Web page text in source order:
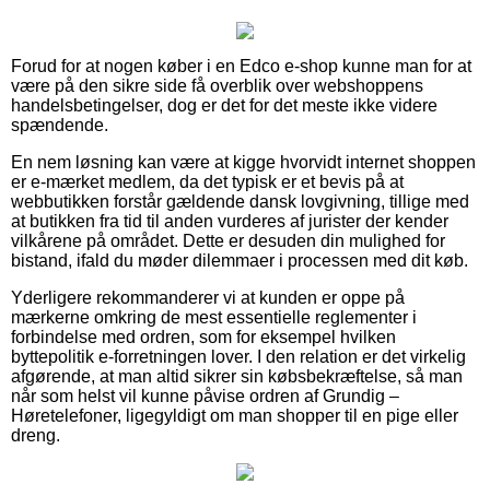
Forud for at nogen køber i en Edco e-shop kunne man for at
være på den sikre side få overblik over webshoppens
handelsbetingelser, dog er det for det meste ikke videre
spændende.
En nem løsning kan være at kigge hvorvidt internet shoppen
er e-mærket medlem, da det typisk er et bevis på at
webbutikken forstår gældende dansk lovgivning, tillige med
at butikken fra tid til anden vurderes af jurister der kender
vilkårene på området. Dette er desuden din mulighed for
bistand, ifald du møder dilemmaer i processen med dit køb.
Yderligere rekommanderer vi at kunden er oppe på
mærkerne omkring de mest essentielle reglementer i
forbindelse med ordren, som for eksempel hvilken
byttepolitik e-forretningen lover. I den relation er det virkelig
afgørende, at man altid sikrer sin købsbekræftelse, så man
når som helst vil kunne påvise ordren af Grundig –
Høretelefoner, ligegyldigt om man shopper til en pige eller
dreng.